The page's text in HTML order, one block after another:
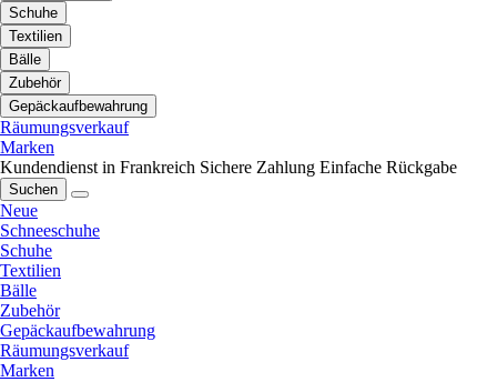
Schuhe
Textilien
Bälle
Zubehör
Gepäckaufbewahrung
Räumungsverkauf
Marken
Kundendienst in Frankreich Sichere Zahlung Einfache Rückgabe
Suchen
Neue
Schneeschuhe
Schuhe
Textilien
Bälle
Zubehör
Gepäckaufbewahrung
Räumungsverkauf
Marken